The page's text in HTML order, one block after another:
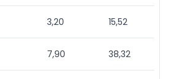
3,20 15,52
7,90 38,32